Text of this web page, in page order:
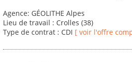
Agence: GÉOLITHE Alpes
Lieu de travail : Crolles (38)
Type de contrat : CDI [ voir l'offre